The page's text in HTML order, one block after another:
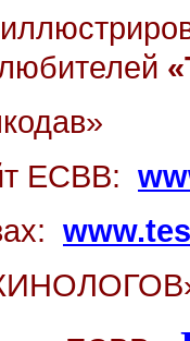
ЕСВВ:
www.